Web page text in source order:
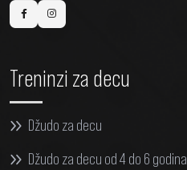
Treninzi za decu
Džudo za decu
Džudo za decu od 4 do 6 godina